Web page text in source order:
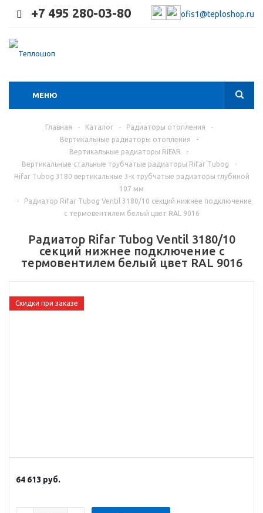
+7 495 280-03-80 ofis1@teploshop.ru
МЕНЮ
Главная - Каталог - Радиаторы отопления
-
Вертикальные радиаторы отопления
-
Вертикальные радиаторы RIFAR
-
Вертикальные стальные трубчатые радиаторы Rifar Tubog
-
Rifar Tubog 3180 вертикальные 3-х трубчатые радиаторы глубиной
107 мм
-
Радиатор Rifar Tubog Ventil 3180/10 секций нижнее подключение
с термовентилем белый цвет RAL 9016
Радиатор Rifar Tubog Ventil 3180/10
секций нижнее подключение с
термовентилем белый цвет RAL 9016
Скидки при заказе
64 613 руб.